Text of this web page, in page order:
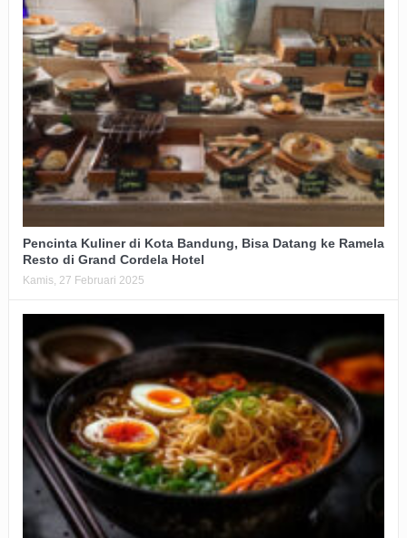
Pencinta Kuliner di Kota Bandung, Bisa Datang ke Ramela
Resto di Grand Cordela Hotel
Kamis, 27 Februari 2025